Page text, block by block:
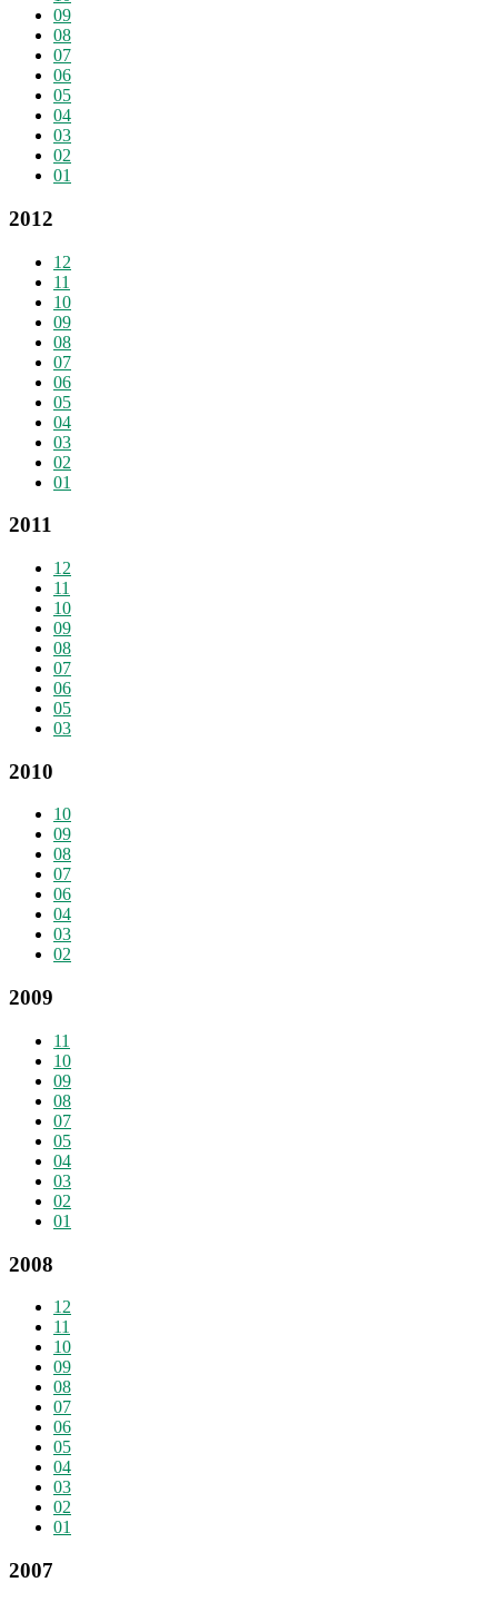
09
08
07
06
05
04
03
02
01
2012
12
11
10
09
08
07
06
05
04
03
02
01
2011
12
11
10
09
08
07
06
05
03
2010
10
09
08
07
06
04
03
02
2009
11
10
09
08
07
05
04
03
02
01
2008
12
11
10
09
08
07
06
05
04
03
02
01
2007